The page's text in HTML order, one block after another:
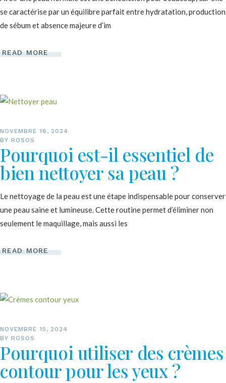
se caractérise par un équilibre parfait entre hydratation, production
de sébum et absence majeure d’im
READ MORE
NOVEMBRE 16, 2024
BY ROSOS
Pourquoi est-il essentiel de
bien nettoyer sa peau ?
Le nettoyage de la peau est une étape indispensable pour conserver
une peau saine et lumineuse. Cette routine permet d’éliminer non
seulement le maquillage, mais aussi les
READ MORE
NOVEMBRE 15, 2024
BY ROSOS
Pourquoi utiliser des crèmes
contour pour les yeux ?